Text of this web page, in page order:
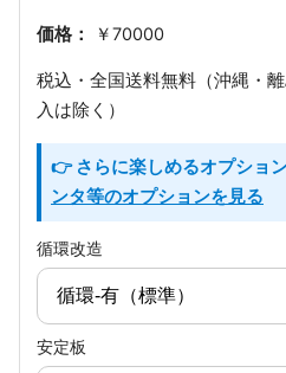
価格： ￥70000
税込・全国送料無料（沖縄・
入は除く）
👉 さらに楽しめるオプショ
ンタ等のオプションを見る
循環改造
安定板